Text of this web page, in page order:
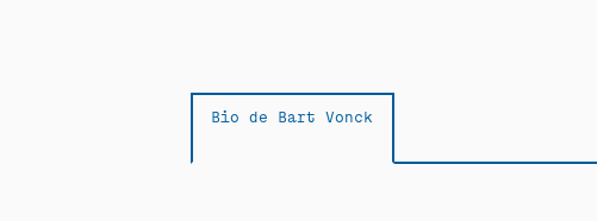
Bio de Bart Vonck